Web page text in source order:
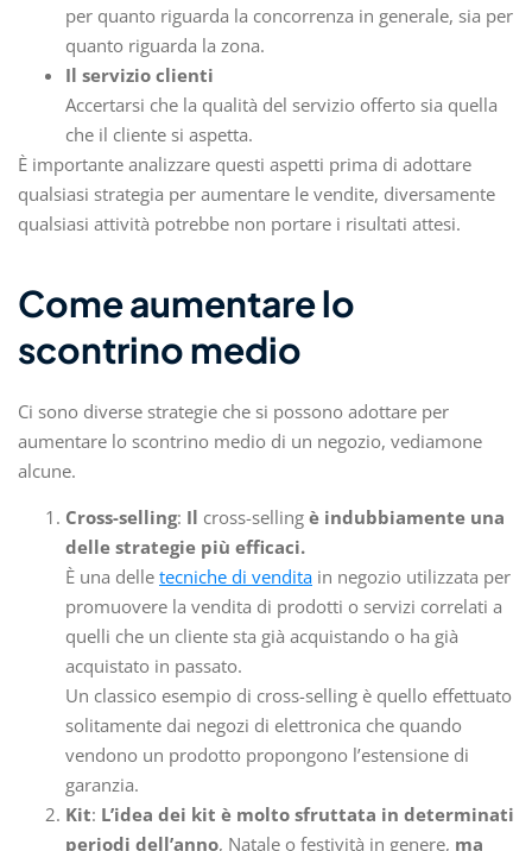
per quanto riguarda la concorrenza in generale, sia per
quanto riguarda la zona.
Il servizio clienti
Accertarsi che la qualità del servizio offerto sia quella
che il cliente si aspetta.
È importante analizzare questi aspetti prima di adottare
qualsiasi strategia per aumentare le vendite, diversamente
qualsiasi attività potrebbe non portare i risultati attesi.
Come aumentare lo
scontrino medio
Ci sono diverse strategie che si possono adottare per
aumentare lo scontrino medio di un negozio, vediamone
alcune.
Cross-selling: Il cross-selling è indubbiamente una
delle strategie più efficaci.
È una delle tecniche di vendita in negozio utilizzata per
promuovere la vendita di prodotti o servizi correlati a
quelli che un cliente sta già acquistando o ha già
acquistato in passato.
Un classico esempio di cross-selling è quello effettuato
solitamente dai negozi di elettronica che quando
vendono un prodotto propongono l’estensione di
garanzia.
Kit: L’idea dei kit è molto sfruttata in determinati
periodi dell’anno, Natale o festività in genere, ma